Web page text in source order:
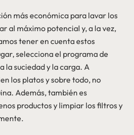
más económica para lavar los
al máximo potencial y, a la vez,
tener en cuenta estos
selecciona el programa de
la suciedad y la carga. A
los platos y sobre todo, no
Además, también es
productos y limpiar los filtros y